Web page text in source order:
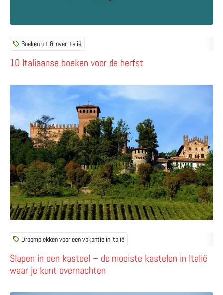
10 Italiaanse boeken voor de herfst
Boeken uit & over Italië
Slapen in een kasteel – de mooiste kastelen in Italië
waar je kunt overnachten
Droomplekken voor een vakantie in Italië
Lees meer over Slapen in een kasteel – de mooiste